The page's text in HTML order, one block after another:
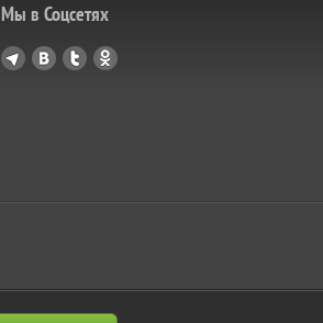
Мы в Соцсетях